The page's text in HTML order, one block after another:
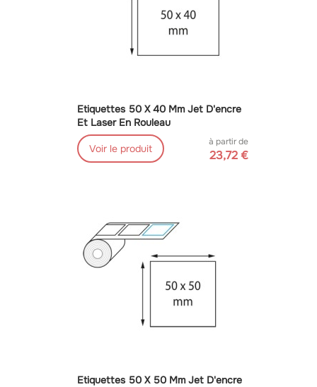
Etiquettes 50 X 40 Mm Jet D'encre
Et Laser En Rouleau
Voir le produit
à partir de
23,72 €
Etiquettes 50 X 50 Mm Jet D'encre